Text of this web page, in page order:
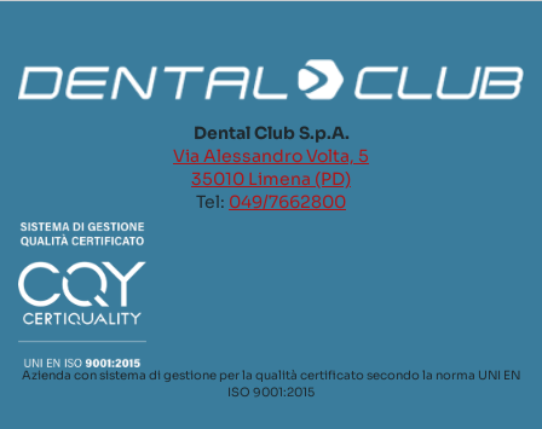
Dental Club S.p.A.
Via Alessandro Volta, 5
35010 Limena (PD)
Tel: 049/7662800
Azienda con sistema di gestione per la qualità certificato secondo la norma UNI EN
ISO 9001:2015